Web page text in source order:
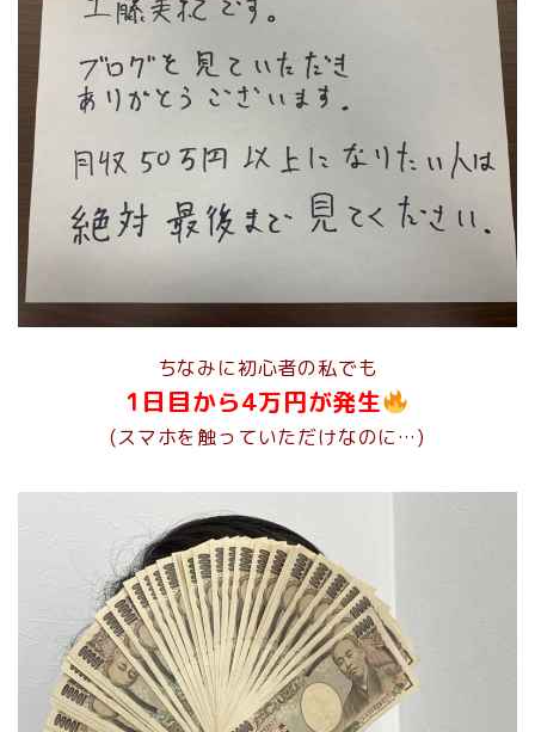
ちなみに初心者の私でも
1日目から4万円が発生
(スマホを触っていただけなのに…)